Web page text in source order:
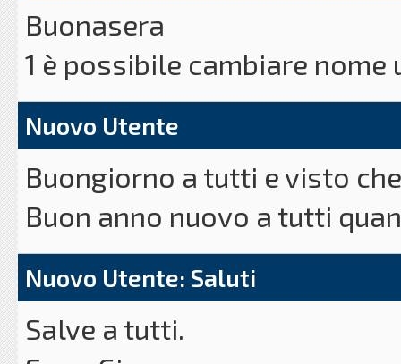
Buonasera
1 è possibile cambiare
Grazie anticipatamente
Nuovo Utente
Buongiorno a tutti e visto
Buon anno nuovo a tutti
Saluti
Nuovo Utente: Saluti
Salve a tutti.